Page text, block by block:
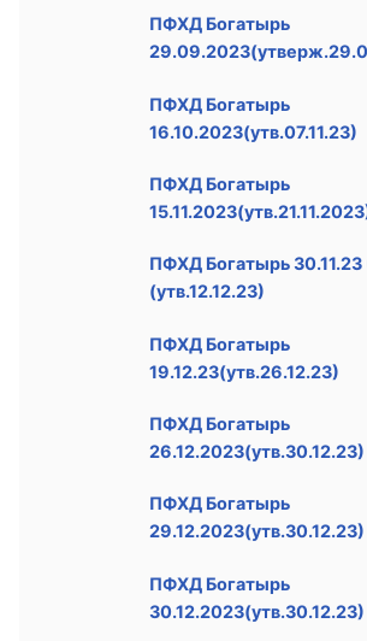
ПФХД Богатырь
ПФХД Богатырь
16.10.2023(утв.07.11.23)
ПФХД Богатырь
ПФХД Богатырь 30.11.23
(утв.12.12.23)
ПФХД Богатырь
19.12.23(утв.26.12.23)
ПФХД Богатырь
26.12.2023(утв.30.12.23)
ПФХД Богатырь
29.12.2023(утв.30.12.23)
ПФХД Богатырь
30.12.2023(утв.30.12.23)